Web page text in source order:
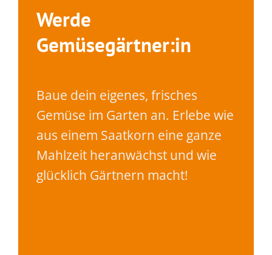
Werde
Gemüsegärtner:in
Baue dein eigenes, frisches
Gemüse im Garten an. Erlebe wie
aus einem Saatkorn eine ganze
Mahlzeit heranwächst und wie
glücklich Gärtnern macht!